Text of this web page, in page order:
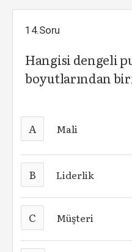
14.Soru
Hangisi dengeli
boyutlarından
A Mali
B Liderlik
C Müşteri